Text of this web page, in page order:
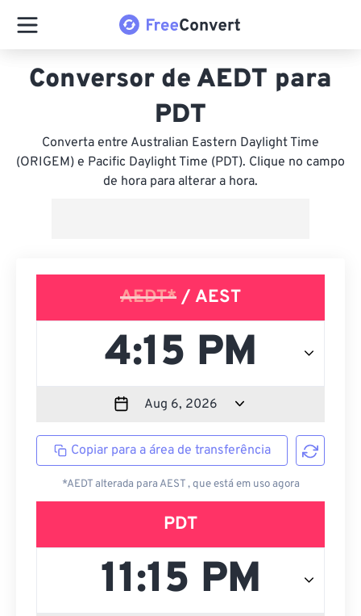
Conversor de AEDT para
PDT
Converta entre Australian Eastern Daylight Time
(ORIGEM) e Pacific Daylight Time (PDT). Clique no campo
de hora para alterar a hora.
AEDT* / AEST
Copiar para a área de transferência
*AEDT alterada para AEST , que está em uso agora
PDT